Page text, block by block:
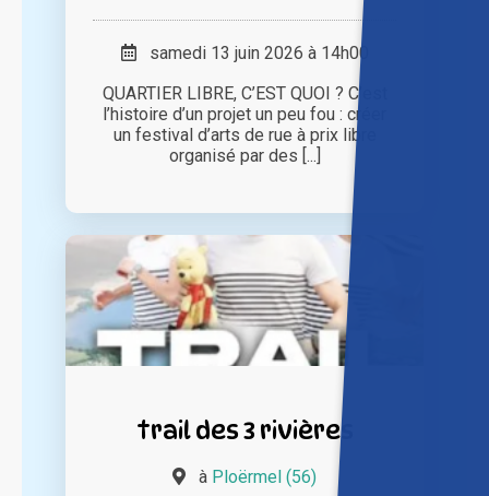
samedi 13 juin 2026 à 14h00
QUARTIER LIBRE, C’EST QUOI ? C’est
l’histoire d’un projet un peu fou : créer
un festival d’arts de rue à prix libre
organisé par des [...]
trail des 3 rivières
à Ploërmel (56)